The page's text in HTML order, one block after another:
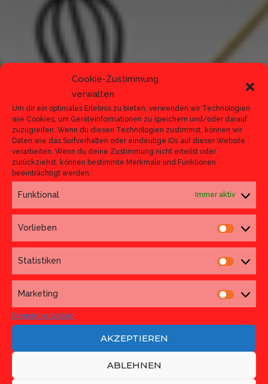
Cookie-Zustimmung
verwalten
Um dir ein optimales Erlebnis zu bieten, verwenden wir Technologien
wie Cookies, um Geräteinformationen zu speichern und/oder darauf
zuzugreifen. Wenn du diesen Technologien zustimmst, können wir
Daten wie das Surfverhalten oder eindeutige IDs auf dieser Website
verarbeiten. Wenn du deine Zustimmung nicht erteilst oder
zurückziehst, können bestimmte Merkmale und Funktionen
beeinträchtigt werden.
Funktional Immer aktiv
Vorlieben
Statistiken
Marketing
Dienste verwalten
AKZEPTIEREN
ABLEHNEN
Event Types